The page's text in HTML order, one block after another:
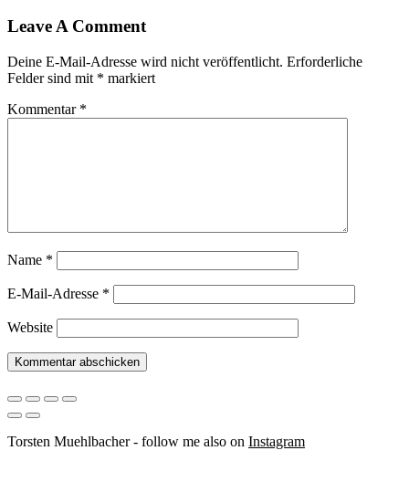
Leave A Comment
Deine E-Mail-Adresse wird nicht veröffentlicht. Erforderliche
Felder sind mit * markiert
Kommentar *
Name *
E-Mail-Adresse *
Website
Torsten Muehlbacher - follow me also on Instagram